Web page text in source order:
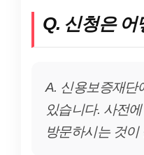
Q. 신청은
A. 신용보증재단
있습니다. 사전
방문하시는 것이